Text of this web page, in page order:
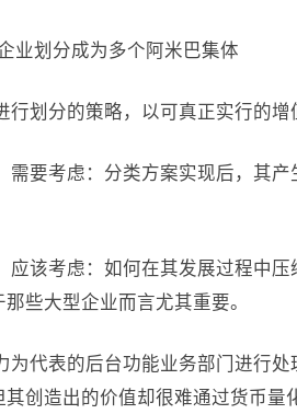
业划分成为多个阿米巴集体
划分的策略，以可真正实行的增
要考虑：分类方案实现后，其产
该考虑：如何在其发展过程中压
些大型企业而言尤其重要。
代表的后台功能业务部门进行处
创造出的价值却很难通过货币量